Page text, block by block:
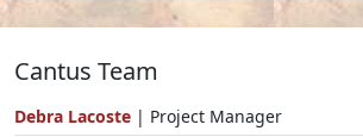
Cantus Team
Debra Lacoste | Project Manager